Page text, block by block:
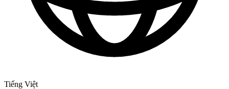
Tiếng Việt